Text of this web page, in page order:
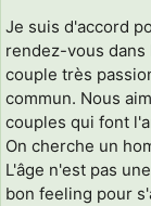
Je suis d'accord
rendez-vous dans
couple très
commun. Nous
couples qui font
On cherche un
L'âge n'est pas
bon feeling pour